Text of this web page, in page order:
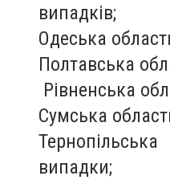
випадків;
Одеська
Полтавська
Рівненська
Сумська
випадки;